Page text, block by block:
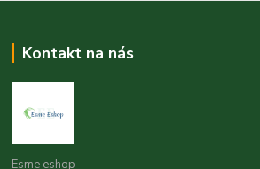
Kontakt na nás
Esme eshop